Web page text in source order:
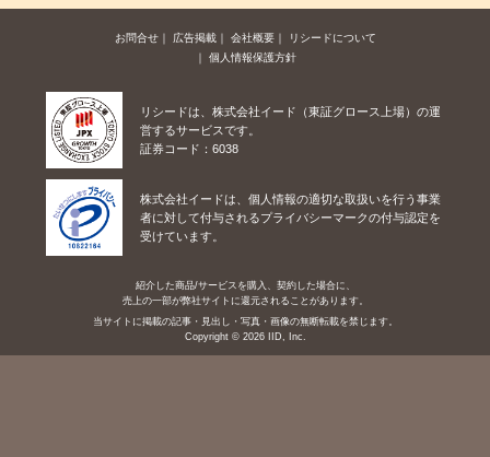
お問合せ 広告掲載 会社概要
リシードについて
個人情報保護方針
リシードは、株式会社イード（東証グロース上場）の運
営するサービスです。
証券コード：6038
株式会社イードは、個人情報の適切な取扱いを行う事業
者に対して付与されるプライバシーマークの付与認定を
受けています。
紹介した商品/サービスを購入、契約した場合に、
売上の一部が弊社サイトに還元されることがあります。
当サイトに掲載の記事・見出し・写真・画像の無断転載を禁じます。
Copyright © 2026 IID, Inc.